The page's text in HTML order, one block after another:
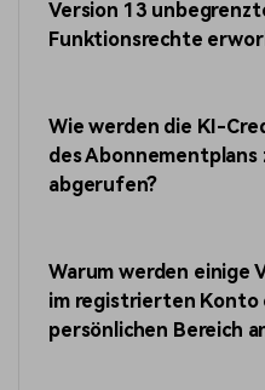
Version 13
Funktionsrechte
Wie werden die KI-
des
abgerufen?
Warum werden einige
im registrierten Konto
persönlichen Bereich